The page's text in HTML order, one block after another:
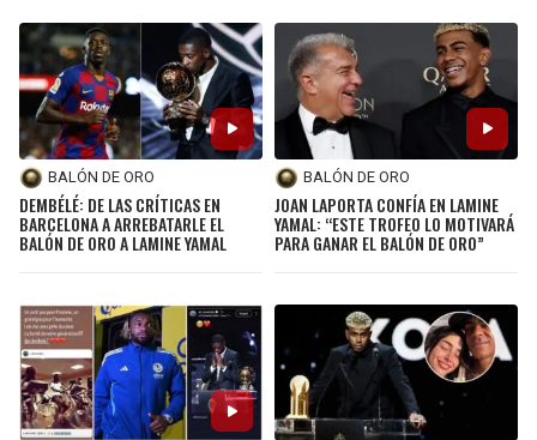
BALÓN DE ORO
DEMBÉLÉ: DE LAS CRÍTICAS EN
BARCELONA A ARREBATARLE EL
BALÓN DE ORO A LAMINE YAMAL
BALÓN DE ORO
JOAN LAPORTA CONFÍA EN LAMINE
YAMAL: “ESTE TROFEO LO MOTIVARÁ
PARA GANAR EL BALÓN DE ORO”